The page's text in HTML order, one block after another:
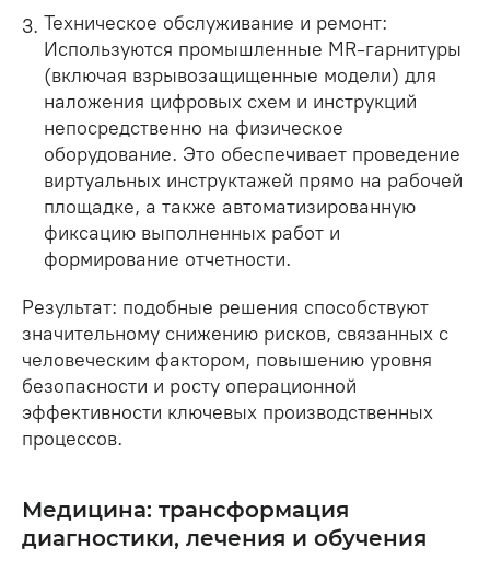
Техническое обслуживание и ремонт:
Используются промышленные MR-гарнитуры
(включая взрывозащищенные модели) для
наложения цифровых схем и инструкций
непосредственно на физическое
оборудование. Это обеспечивает проведение
виртуальных инструктажей прямо на рабочей
площадке, а также автоматизированную
фиксацию выполненных работ и
формирование отчетности.
Результат: подобные решения способствуют
значительному снижению рисков, связанных с
человеческим фактором, повышению уровня
безопасности и росту операционной
эффективности ключевых производственных
процессов.
Медицина: трансформация
диагностики, лечения и обучения